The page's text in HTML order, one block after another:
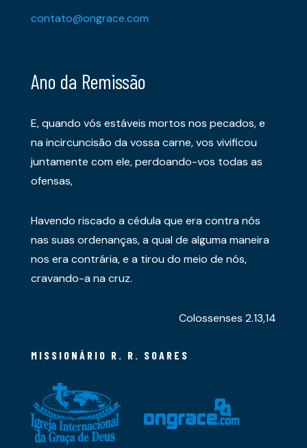
contato@ongrace.com
Ano da Remissão
E, quando vós estáveis mortos nos pecados, e
na incircuncisão da vossa carne, vos vivificou
juntamente com ele, perdoando-vos todas as
ofensas,
Havendo riscado a cédula que era contra nós
nas suas ordenanças, a qual de alguma maneira
nos era contrária, e a tirou do meio de nós,
cravando-a na cruz.
Colossenses 2.13,14
MISSIONÁRIO R. R. SOARES